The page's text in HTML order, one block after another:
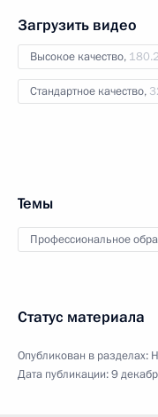
Загрузить видео
Высокое качество,
Стандартное качество,
Темы
Профессиональное
Статус материала
Опубликован в разделах:
Дата публикации:9